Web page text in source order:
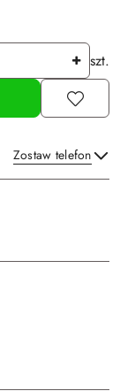
szt.
Zostaw telefon